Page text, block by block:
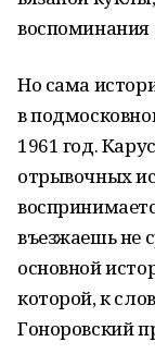
воспоминания
Но сама
в
1961 год.
отрывочных
въезжаешь не
основной
которой, к
Гоноровский